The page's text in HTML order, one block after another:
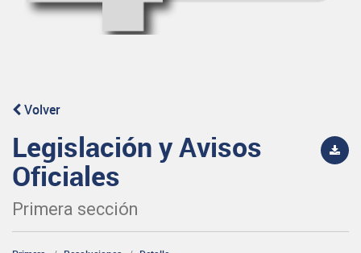
Volver
Legislación y Avisos
Oficiales
Primera sección